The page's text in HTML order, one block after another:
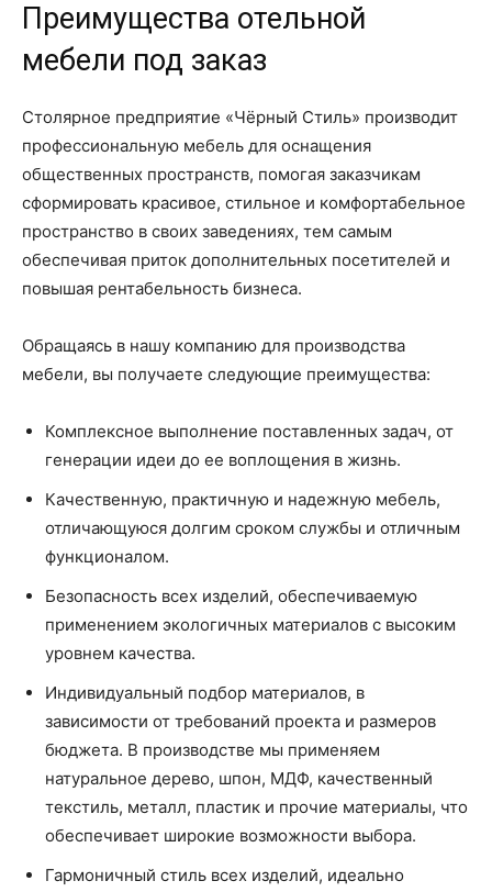
Преимущества отельной
мебели под заказ
Столярное предприятие «Чёрный Стиль» производит
профессиональную мебель для оснащения
общественных пространств, помогая заказчикам
сформировать красивое, стильное и комфортабельное
пространство в своих заведениях, тем самым
обеспечивая приток дополнительных посетителей и
повышая рентабельность бизнеса.
Обращаясь в нашу компанию для производства
мебели, вы получаете следующие преимущества:
Комплексное выполнение поставленных задач, от
генерации идеи до ее воплощения в жизнь.
Качественную, практичную и надежную мебель,
отличающуюся долгим сроком службы и отличным
функционалом.
Безопасность всех изделий, обеспечиваемую
применением экологичных материалов с высоким
уровнем качества.
Индивидуальный подбор материалов, в
зависимости от требований проекта и размеров
бюджета. В производстве мы применяем
натуральное дерево, шпон, МДФ, качественный
текстиль, металл, пластик и прочие материалы, что
обеспечивает широкие возможности выбора.
Гармоничный стиль всех изделий, идеально